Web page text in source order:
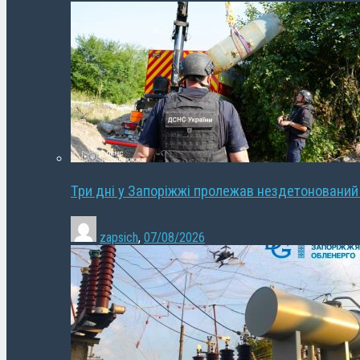
Три дні у Запоріжжі пролежав
zapsich, 07/08/2026